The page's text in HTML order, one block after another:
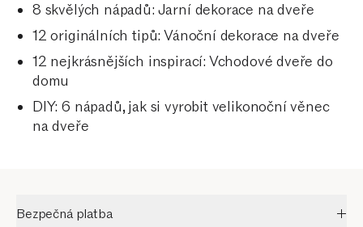
8 skvělých nápadů: Jarní dekorace na dveře
12 originálních tipů: Vánoční dekorace na dveře
12 nejkrásnějších inspirací: Vchodové dveře do
domu
DIY: 6 nápadů, jak si vyrobit velikonoční věnec
na dveře
Bezpečná platba